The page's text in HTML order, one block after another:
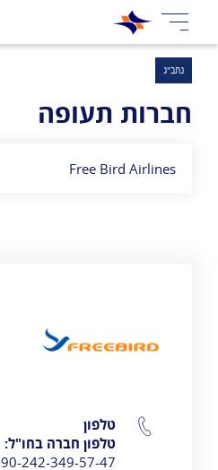
נתב"ג
חברות תעופה
פרטי התקשרות
טלפון
טלפון חברה בחו"ל:
90-242-349-57-47+